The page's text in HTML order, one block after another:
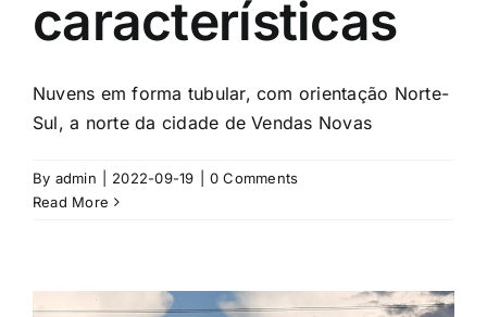
características
Nuvens em forma tubular, com orientação Norte-
Sul, a norte da cidade de Vendas Novas
By admin 2022-09-19
0 Comments
Read More